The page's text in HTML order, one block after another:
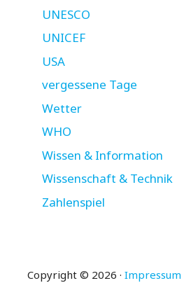
UNESCO
UNICEF
USA
vergessene Tage
Wetter
WHO
Wissen & Information
Wissenschaft & Technik
Zahlenspiel
Copyright © 2026 · Impressum